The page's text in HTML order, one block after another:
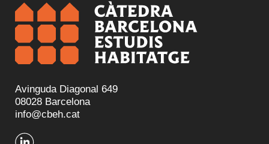
Avinguda Diagonal 649
08028 Barcelona
info@cbeh.cat